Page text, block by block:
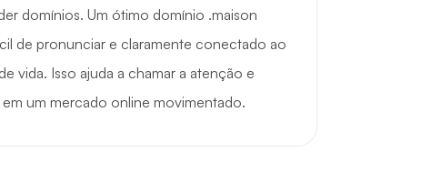
domínios. Um ótimo domínio .maison
de pronunciar e claramente conectado ao
vida. Isso ajuda a chamar a atenção e
um mercado online movimentado.